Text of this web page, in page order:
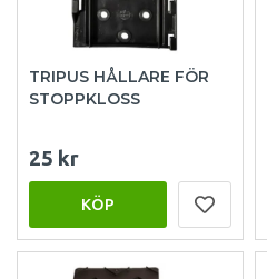
TRIPUS HÅLLARE FÖR
STOPPKLOSS
25 kr
KÖP